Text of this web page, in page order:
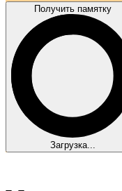
Получить памятку
Загрузка...